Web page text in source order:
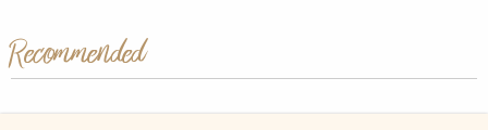
Recommended